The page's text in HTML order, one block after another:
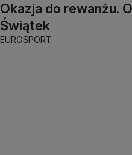
Okazja do rewanżu.
Świątek
EUROSPORT